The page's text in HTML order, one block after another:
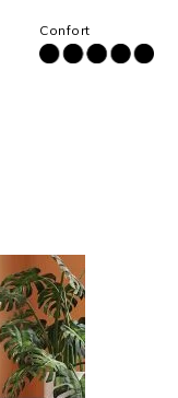
Confort